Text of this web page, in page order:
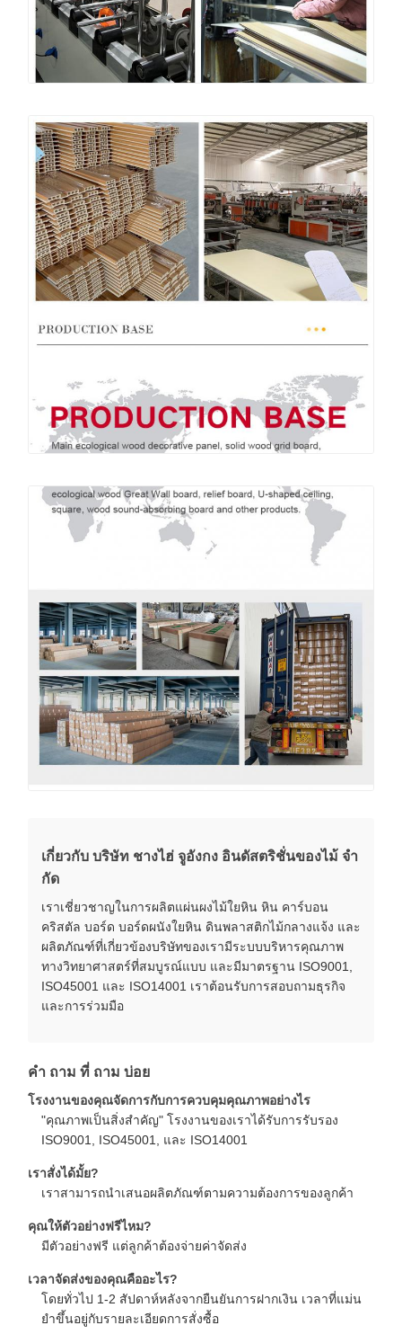
เกี่ยวกับ บริษัท ชางไฮ่ จูอังกง อินดัสตริชั่นของไม้ จํา
กัด
เราเชี่ยวชาญในการผลิตแผ่นผงไม้ใยหิน หิน คาร์บอน
คริสตัล บอร์ด บอร์ดผนังใยหิน ดินพลาสติกไม้กลางแจ้ง และ
ผลิตภัณฑ์ที่เกี่ยวข้องบริษัทของเรามีระบบบริหารคุณภาพ
ทางวิทยาศาสตร์ที่สมบูรณ์แบบ และมีมาตรฐาน ISO9001,
ISO45001 และ ISO14001 เราต้อนรับการสอบถามธุรกิจ
และการร่วมมือ
คํา ถาม ที่ ถาม บ่อย
โรงงานของคุณจัดการกับการควบคุมคุณภาพอย่างไร
"คุณภาพเป็นสิ่งสําคัญ" โรงงานของเราได้รับการรับรอง
ISO9001, ISO45001, และ ISO14001
เราสั่งได้มั้ย?
เราสามารถนําเสนอผลิตภัณฑ์ตามความต้องการของลูกค้า
คุณให้ตัวอย่างฟรีไหม?
มีตัวอย่างฟรี แต่ลูกค้าต้องจ่ายค่าจัดส่ง
เวลาจัดส่งของคุณคืออะไร?
โดยทั่วไป 1-2 สัปดาห์หลังจากยืนยันการฝากเงิน เวลาที่แม่น
ยําขึ้นอยู่กับรายละเอียดการสั่งซื้อ